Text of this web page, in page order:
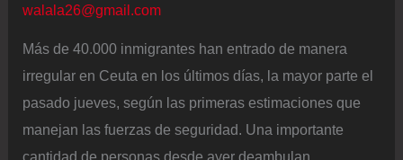
walala26@gmail.com
Más de 40.000 inmigrantes han entrado de manera
irregular en Ceuta en los últimos días, la mayor parte el
pasado jueves, según las primeras estimaciones que
manejan las fuerzas de seguridad. Una importante
cantidad de personas desde ayer deambulan